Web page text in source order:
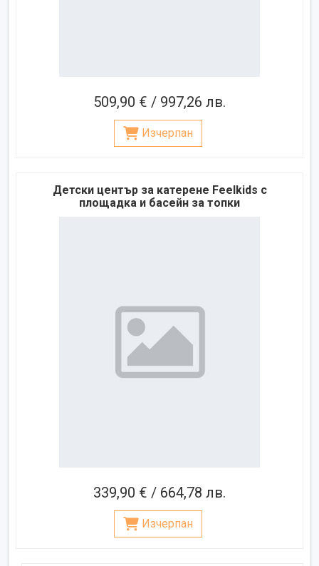
509,90 € / 997,26 лв.
Изчерпан
Детски център за катерене Feelkids с
площадка и басейн за топки
339,90 € / 664,78 лв.
Изчерпан